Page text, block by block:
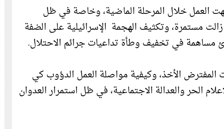
العمل خلال المرحلة الماضية، وخاصة في ظل
زالت مستمرة، وتكثيف الهجمة الإسرائيلية على الضفة
مساهمة في تخفيف وطأة تداعيات جرائم الاحتلال.
المفترض الأخذ، وكيفية مواصلة العمل الدؤوب كي
الحر والعدالة الاجتماعية، في ظل استمرار العدوان